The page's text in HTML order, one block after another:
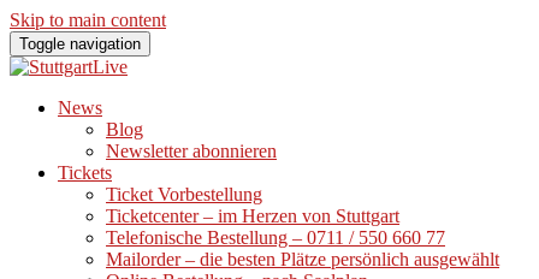
Skip to main content
Toggle navigation
News
Blog
Newsletter abonnieren
Tickets
Ticket Vorbestellung
Ticketcenter – im Herzen von Stuttgart
Telefonische Bestellung – 0711 / 550 660 77
Mailorder – die besten Plätze persönlich ausgewählt